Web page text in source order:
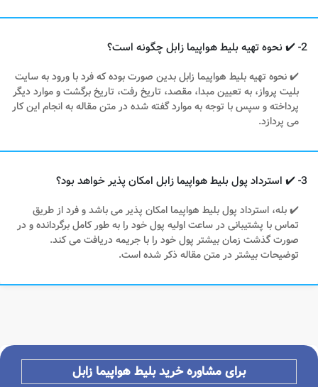
2- ✔️ نحوه تهیه بلیط هواپیما زابل چگونه است؟
✔️ نحوه تهیه بلیط هواپیما زابل بدین صورت بوده که فرد با ورود به سایت
بلیت پرواز، به تعیین مبدا، مقصد، تاریخ رفت، تاریخ برگشت و موارد دیگر
پرداخته و سپس با توجه به موارد گفته شده در متن مقاله به انجام این کار
می پردازد.
3- ✔️ استرداد پول بلیط هواپیما زابل امکان پذیر خواهد بود؟
✔️ بله، استرداد پول بلیط هواپیما امکان پذیر می باشد و فرد از طریق
تماس با پشتیبانی در ساعت اولیه پول خود را به طور کامل برگردانده و در
صورت گذشت زمان بیشتر پول خود را با جریمه دریافت می کند.
توضیحات بیشتر در متن مقاله ذکر شده است.
برای مشاوره خرید بلیط هواپیما زابل